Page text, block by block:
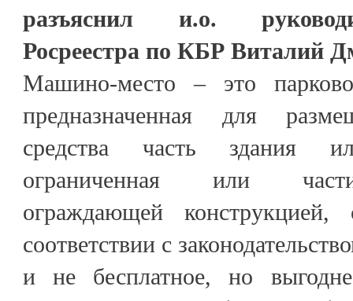
разъяснил и.о.
Росреестра по КБР Виталий
Машино-место – это
предназначенная для
средства часть здания
ограниченная или
ограждающей
соответствии с
и не бесплатное, но